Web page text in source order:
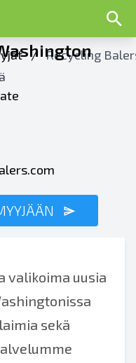
/ Recycling
valikoima uusia
sekä